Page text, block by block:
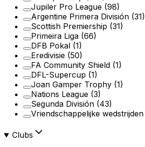
Jupiler Pro League (98)
Argentine Primera División (31)
Scottish Premiership (31)
Primeira Liga (66)
DFB Pokal (1)
Eredivisie (50)
FA Community Shield (1)
DFL-Supercup (1)
Joan Gamper Trophy (1)
Nations League (3)
Segunda División (43)
Vriendschappelijke wedstrijden
Clubs